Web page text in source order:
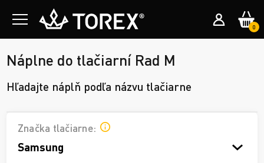
0
Náplne do tlačiarní Rad M
Hľadajte náplň podľa názvu tlačiarne
Značka tlačiarne:
Samsung